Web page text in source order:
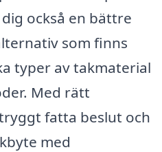
också en bättre
som finns
typer av takmaterial
Med rätt
fatta beslut och
med